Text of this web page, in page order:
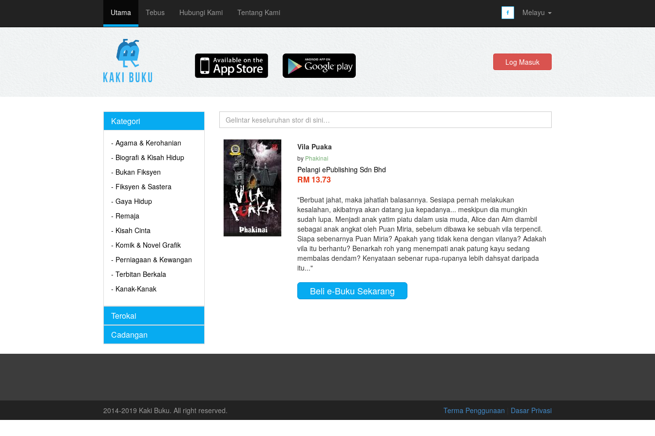
Utama Tebus Hubungi Kami Tentang Kami Melayu
Log Masuk
Kategori
- Agama & Kerohanian
- Biografi & Kisah Hidup
- Bukan Fiksyen
- Fiksyen & Sastera
- Gaya Hidup
- Remaja
- Kisah Cinta
- Komik & Novel Grafik
- Perniagaan & Kewangan
- Terbitan Berkala
- Kanak-Kanak
Terokai
Cadangan
Vila Puaka
by Phakinai
Pelangi ePublishing Sdn Bhd
RM 13.73
"Berbuat jahat, maka jahatlah balasannya. Sesiapa pernah melakukan
kesalahan, akibatnya akan datang jua kepadanya... meskipun dia mungkin
sudah lupa. Menjadi anak yatim piatu dalam usia muda, Alice dan Aim diambil
sebagai anak angkat oleh Puan Miria, sebelum dibawa ke sebuah vila terpencil.
Siapa sebenarnya Puan Miria? Apakah yang tidak kena dengan vilanya? Adakah
vila itu berhantu? Benarkah roh yang menempati anak patung kayu sedang
membalas dendam? Kenyataan sebenar rupa-rupanya lebih dahsyat daripada
itu..."
Beli e-Buku Sekarang
2014-2019 Kaki Buku. All right reserved. Terma Penggunaan Dasar Privasi